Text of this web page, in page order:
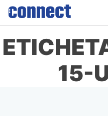
Skip
content
15-